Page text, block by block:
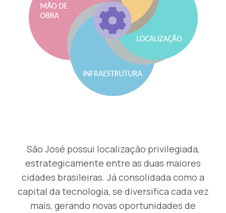
São José possui localização privilegiada,
estrategicamente entre as duas maiores
cidades brasileiras. Já consolidada como a
capital da tecnologia, se diversifica cada vez
mais, gerando novas oportunidades de